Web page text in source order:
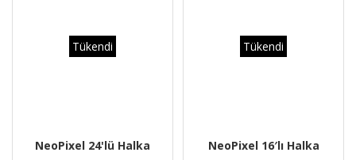
Tükendi
NeoPixel 24'lü Halka
Tükendi
NeoPixel 16′lı Halka